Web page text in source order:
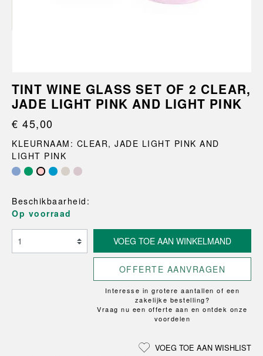
TINT WINE GLASS SET OF 2 CLEAR,
JADE LIGHT PINK AND LIGHT PINK
€ 45,00
KLEURNAAM: CLEAR, JADE LIGHT PINK AND
LIGHT PINK
Beschikbaarheid:
Op voorraad
VOEG TOE AAN WINKELMAND
OFFERTE AANVRAGEN
Interesse in grotere aantallen of een
zakelijke bestelling?
Vraag nu een offerte aan en ontdek onze
voordelen
VOEG TOE AAN WISHLIST